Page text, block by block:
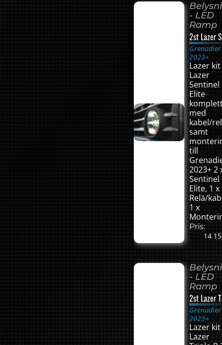
- LED
Ramp
2st Lazer
Grenadier
2023+
Lazer
Lazer
Sentinel
Elite
med
kabel/
samt
till
2023+ 2
Sentinel
Elite, 1 x
Relä/
1 x
Pris:
14
- LED
Ramp
2st Lazer
Grenadier
2023+
Lazer
Lazer